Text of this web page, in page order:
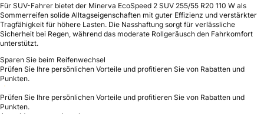
Für SUV-Fahrer bietet der Minerva EcoSpeed 2 SUV 255/55 R20 110 W als
Sommerreifen solide Alltagseigenschaften mit guter Effizienz und verstärkter
Tragfähigkeit für höhere Lasten. Die Nasshaftung sorgt für verlässliche
Sicherheit bei Regen, während das moderate Rollgeräusch den Fahrkomfort
unterstützt.
Sparen Sie beim Reifenwechsel
Prüfen Sie Ihre persönlichen Vorteile und profitieren Sie von Rabatten und
Punkten.
Prüfen Sie Ihre persönlichen Vorteile und profitieren Sie von Rabatten und
Punkten.